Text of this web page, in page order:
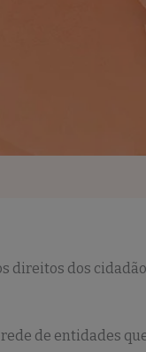
direitos dos
de entidades